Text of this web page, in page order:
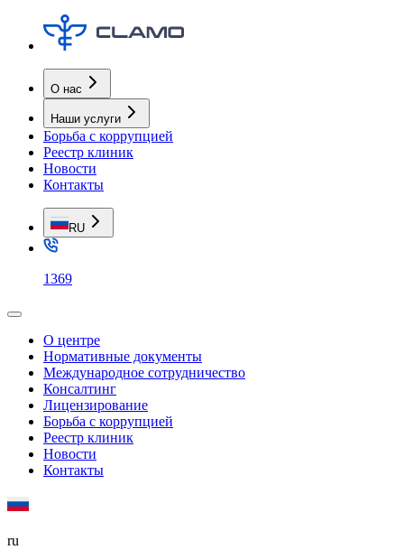
О нас
Наши услуги
Борьба с коррупцией
Реестр клиник
Новости
Контакты
RU
1369
О центре
Нормативные документы
Международное сотрудничество
Консалтинг
Лицензирование
Борьба с коррупцией
Реестр клиник
Новости
Контакты
ru